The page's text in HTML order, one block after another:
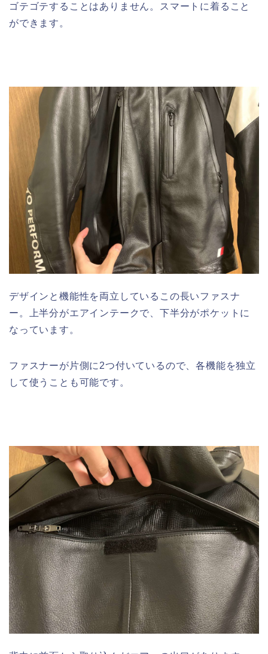
ゴテゴテすることはありません。スマートに着ること
ができます。
デザインと機能性を両立しているこの長いファスナ
ー。上半分がエアインテークで、下半分がポケットに
なっています。
ファスナーが片側に2つ付いているので、各機能を独立
して使うことも可能です。